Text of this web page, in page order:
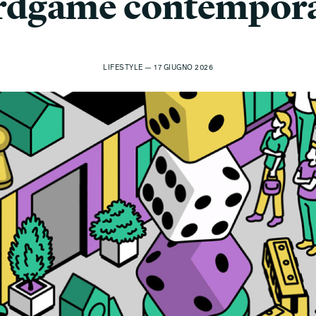
LIFESTYLE — 17 GIUGNO 2026